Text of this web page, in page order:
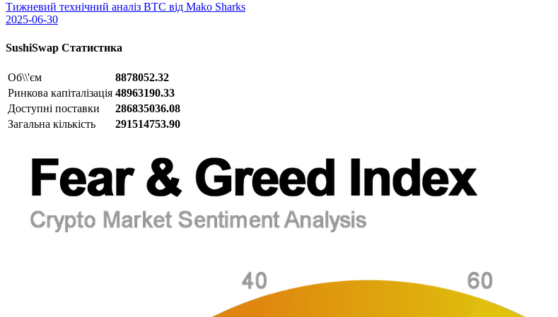
Тижневий технічний аналіз BTC від Mako Sharks
2025-06-30
SushiSwap Статистика
Об\\'єм
8878052.32
Ринкова капіталізація 48963190.33
Доступні поставки
286835036.08
Загальна кількість
291514753.90